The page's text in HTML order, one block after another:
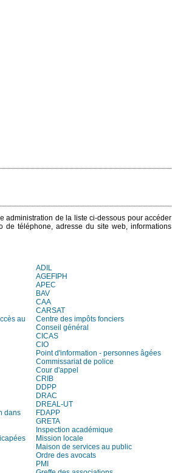
administration de la liste ci-dessous pour accéder
de téléphone, adresse du site web, informations
ADIL
AGEFIPH
APEC
BAV
CAA
CARSAT
au
Centre des impôts fonciers
Conseil général
CICAS
CIO
Point d'information - personnes âgées
Commissariat de police
Cour d'appel
CRIB
DDPP
DRAC
DREAL-UT
dans
FDAPP
GRETA
Inspection académique
Mission locale
Maison de services au public
Ordre des avocats
PMI